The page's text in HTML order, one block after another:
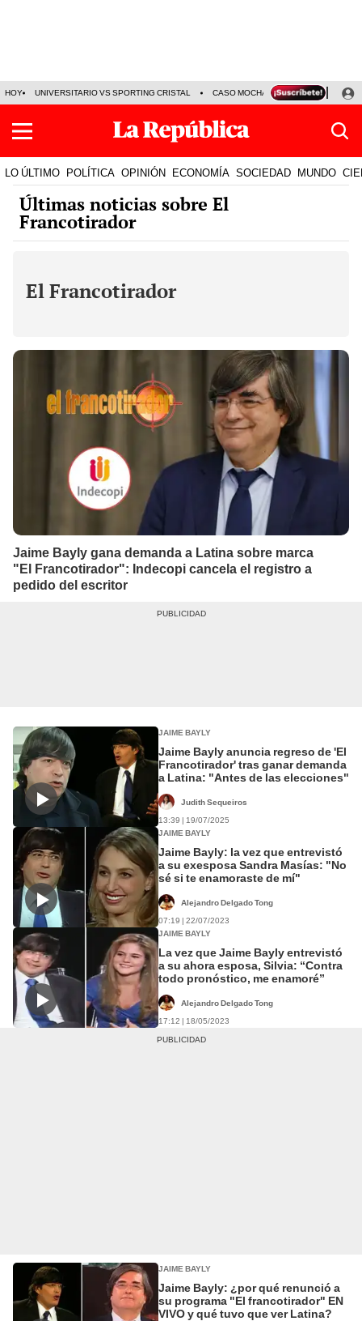
HOY UNIVERSITARIO VS SPORTING CRISTAL CASO MOCHASUELDOS
LO ÚLTIMO POLÍTICA OPINIÓN ECONOMÍA SOCIEDAD MUNDO
Últimas noticias sobre El
Francotirador
El Francotirador
Jaime Bayly gana demanda a Latina sobre marca
"El Francotirador": Indecopi cancela el registro a
pedido del escritor
JAIME BAYLY
Jaime Bayly anuncia regreso de 'El
Francotirador' tras ganar demanda
a Latina: "Antes de las elecciones"
Judith Sequeiros
13:39 | 19/07/2025
JAIME BAYLY
Jaime Bayly: la vez que entrevistó
a su exesposa Sandra Masías: "No
sé si te enamoraste de mí"
Alejandro Delgado Tong
07:19 | 22/07/2023
JAIME BAYLY
La vez que Jaime Bayly entrevistó
a su ahora esposa, Silvia: “Contra
todo pronóstico, me enamoré”
Alejandro Delgado Tong
17:12 | 18/05/2023
JAIME BAYLY
Jaime Bayly: ¿por qué renunció a
su programa "El francotirador" EN
VIVO y qué tuvo que ver Latina?